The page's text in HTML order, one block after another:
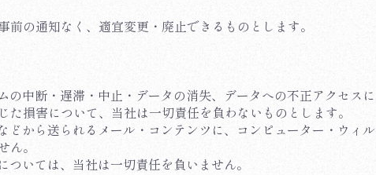
の通知なく、適宜変更・廃止できるものとします。
中断・遅滞・中止・データの消失、データへの不正アクセスに
損害について、当社は一切責任を負わないものとします。
から送られるメール・コンテンツに、コンピューター・ウィ
。
いては、当社は一切責任を負いません。